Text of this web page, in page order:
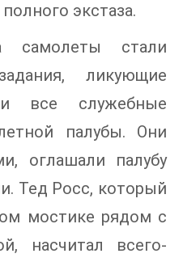
экстаза.
самолеты стали
ликующие
все служебные
палубы. Они
оглашали палубу
Тед Росс, который
мостике рядом с
насчитал всего-